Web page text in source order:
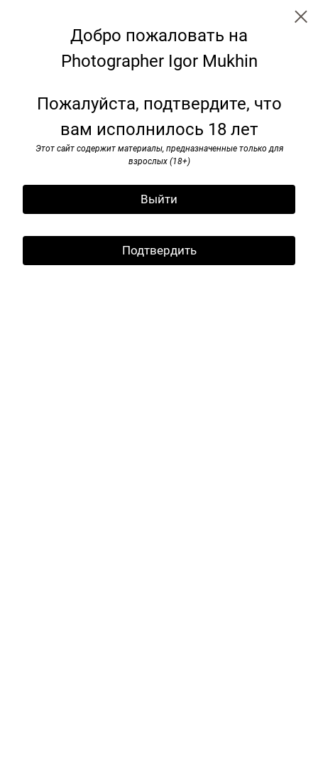
Добро пожаловать на
Photographer Igor Mukhin
Пожалуйста, подтвердите, что
вам исполнилось 18 лет
Этот сайт содержит материалы, предназначенные только для
взрослых (18+)
Выйти
Подтвердить
Mоscow